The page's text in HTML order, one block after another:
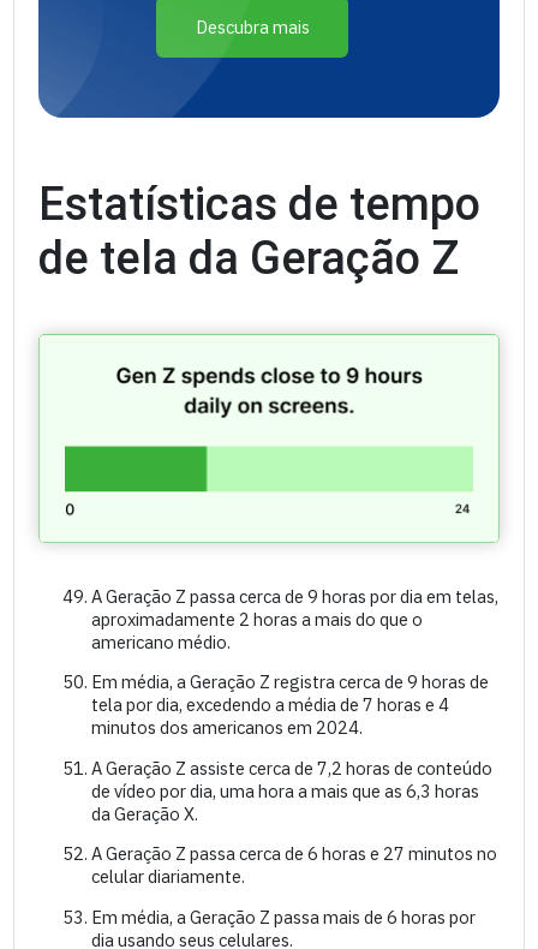
Descubra mais
Estatísticas de tempo
de tela da Geração Z
A Geração Z passa cerca de 9 horas por dia em telas,
aproximadamente 2 horas a mais do que o
americano médio.
Em média, a Geração Z registra cerca de 9 horas de
tela por dia, excedendo a média de 7 horas e 4
minutos dos americanos em 2024.
A Geração Z assiste cerca de 7,2 horas de conteúdo
de vídeo por dia, uma hora a mais que as 6,3 horas
da Geração X.
A Geração Z passa cerca de 6 horas e 27 minutos no
celular diariamente.
Em média, a Geração Z passa mais de 6 horas por
dia usando seus celulares.